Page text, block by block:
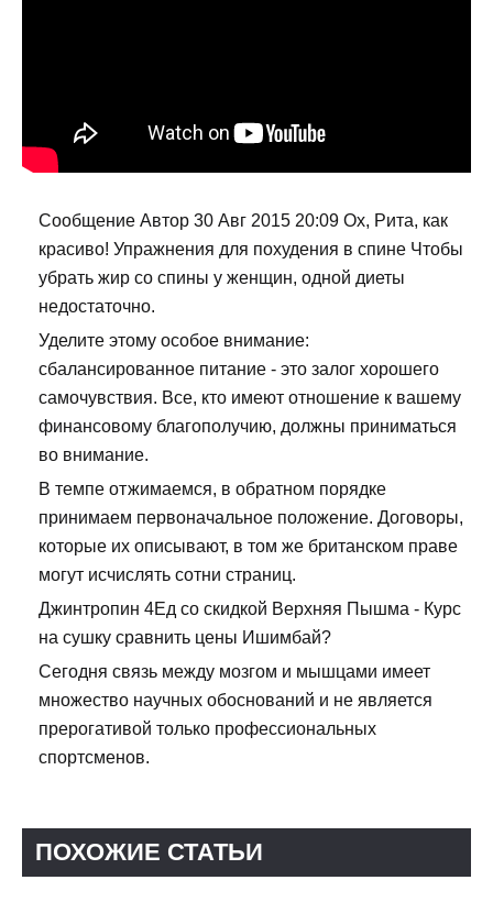
Сообщение Автор 30 Авг 2015 20:09 Ох, Рита, как
красиво! Упражнения для похудения в спине Чтобы
убрать жир со спины у женщин, одной диеты
недостаточно.
Уделите этому особое внимание:
сбалансированное питание - это залог хорошего
самочувствия. Все, кто имеют отношение к вашему
финансовому благополучию, должны приниматься
во внимание.
В темпе отжимаемся, в обратном порядке
принимаем первоначальное положение. Договоры,
которые их описывают, в том же британском праве
могут исчислять сотни страниц.
Джинтропин 4Ед со скидкой Верхняя Пышма - Курс
на сушку сравнить цены Ишимбай?
Сегодня связь между мозгом и мышцами имеет
множество научных обоснований и не является
прерогативой только профессиональных
спортсменов.
ПОХОЖИЕ СТАТЬИ